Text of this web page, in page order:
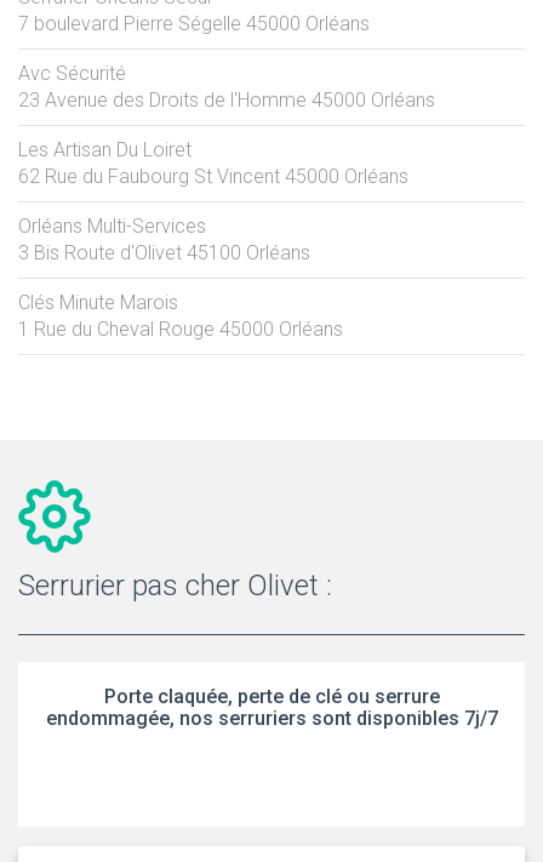
7 boulevard Pierre Ségelle 45000 Orléans
Avc Sécurité
23 Avenue des Droits de l'Homme 45000 Orléans
Les Artisan Du Loiret
62 Rue du Faubourg St Vincent 45000 Orléans
Orléans Multi-Services
3 Bis Route d'Olivet 45100 Orléans
Clés Minute Marois
1 Rue du Cheval Rouge 45000 Orléans
Serrurier pas cher Olivet :
Porte claquée, perte de clé ou serrure
endommagée, nos serruriers sont disponibles 7j/7